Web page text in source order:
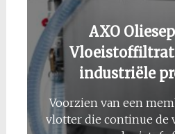
AXO
industriële
Voorzien van een
vlotter die continue de